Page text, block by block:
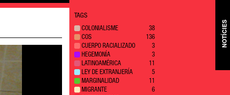
NOTÍCIES
TAGS
COLONIALISME
38
COS
136
CUERPO RACIALIZADO
3
HEGEMONÍA
3
LATINOAMÉRICA
11
LEY DE EXTRANJERÍA
5
MARGINALIDAD
11
MIGRANTE
6